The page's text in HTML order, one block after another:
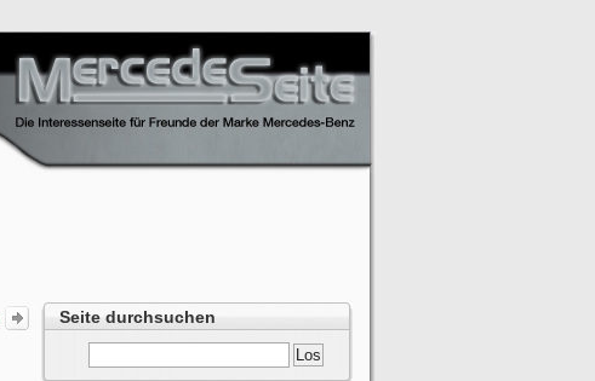
Seite durchsuchen